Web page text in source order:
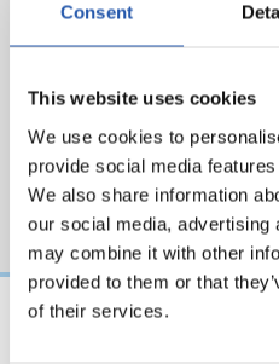
Consent
This website uses cookies
We use cookies to
provide social media
We also share information
our social media, advertising
may combine it with other
provided to them or that
of their services.